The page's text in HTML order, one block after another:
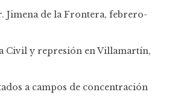
Jimena de la Frontera, febrero-
Civil y represión en Villamartín,
a campos de concentración